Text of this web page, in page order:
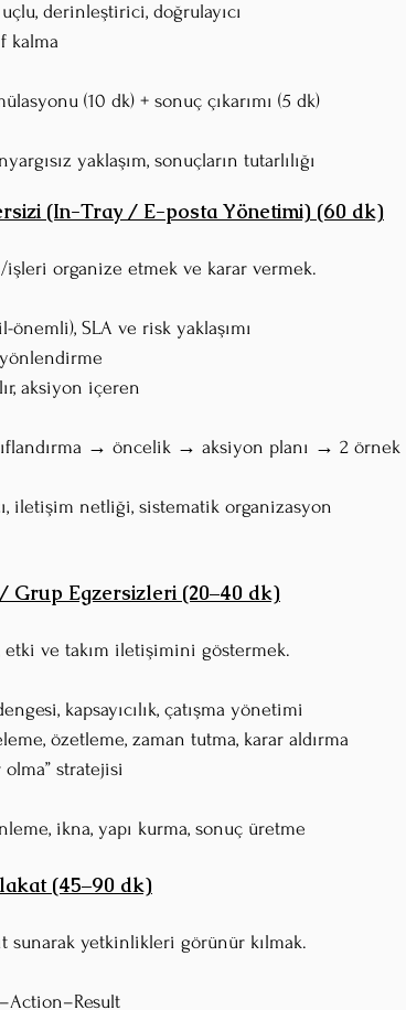
uçlu, derinleştirici, doğrulayıcı
kalma
(10 dk) + sonuç çıkarımı (5 dk)
yaklaşım, sonuçların tutarlılığı
(In-Tray / E-posta Yönetimi) (60 dk)
işleri organize etmek ve karar vermek.
önemli), SLA ve risk yaklaşımı
yönlendirme
aksiyon içeren
→ öncelik → aksiyon planı → 2 örnek
iletişim netliği, sistematik organizasyon
Egzersizleri (20–40 dk)
etki ve takım iletişimini göstermek.
kapsayıcılık, çatışma yönetimi
özetleme, zaman tutma, karar aldırma
olma” stratejisi
ikna, yapı kurma, sonuç üretme
(45–90 dk)
sunarak yetkinlikleri görünür kılmak.